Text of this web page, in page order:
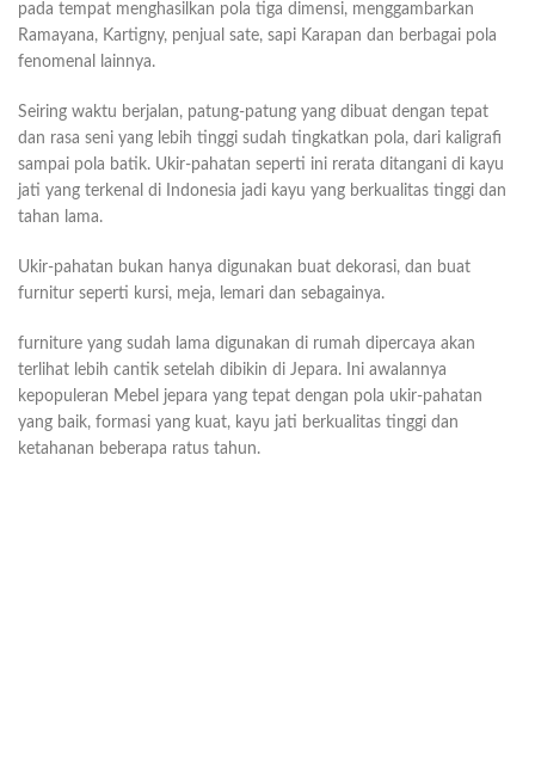
pada tempat menghasilkan pola tiga dimensi, menggambarkan
Ramayana, Kartigny, penjual sate, sapi Karapan dan berbagai pola
fenomenal lainnya.
Seiring waktu berjalan, patung-patung yang dibuat dengan tepat
dan rasa seni yang lebih tinggi sudah tingkatkan pola, dari kaligrafi
sampai pola batik. Ukir-pahatan seperti ini rerata ditangani di kayu
jati yang terkenal di Indonesia jadi kayu yang berkualitas tinggi dan
tahan lama.
Ukir-pahatan bukan hanya digunakan buat dekorasi, dan buat
furnitur seperti kursi, meja, lemari dan sebagainya.
furniture yang sudah lama digunakan di rumah dipercaya akan
terlihat lebih cantik setelah dibikin di Jepara. Ini awalannya
kepopuleran Mebel jepara yang tepat dengan pola ukir-pahatan
yang baik, formasi yang kuat, kayu jati berkualitas tinggi dan
ketahanan beberapa ratus tahun.